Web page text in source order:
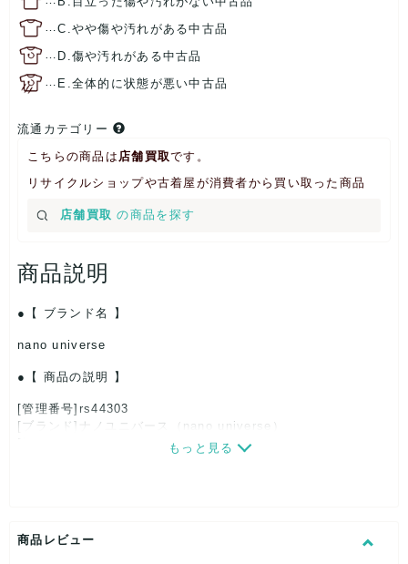
…C.やや傷や汚れがある中古品
… D.傷や汚れがある中古品
… E.全体的に状態が悪い中古品
流通カテゴリー
こちらの商品は 店舗買取です。
リサイクルショップや古着屋が消費者から買い取った商品
店舗買取 の商品を探す
商品説明
【 ブランド名 】
nano universe
【 商品の説明 】
[管理番号]rs44303
[ブランド]ナノユニバース（nano universe）
表記サイズ：F
肩幅：約30cm
もっと見る
商品レビュー